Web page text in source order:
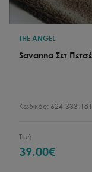
THE ANGEL
Savanna Σετ
Κωδικός: 624-333-
Τιμή
39.00€